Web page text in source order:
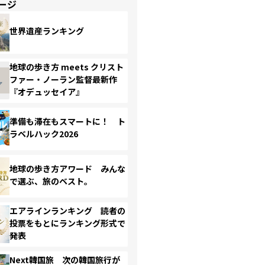
ジ
世界遺産ランキング
地球の歩き方 meets クリスト
ファー・ノーラン監督最新作
『オデュッセイア』
準備も滞在もスマートに！ ト
ラベルハック2026
地球の歩き方アワード みんな
で選ぶ、旅のベスト。
エアラインランキング 読者の
投票をもとにランキング形式で
発表
Next韓国旅 次の韓国旅行が